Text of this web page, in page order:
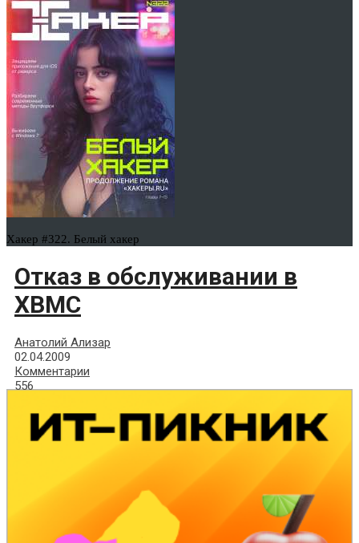
Хакер #322. Белый хакер
Отказ в обслуживании в
XBMC
Анатолий Ализар
02.04.2009
Комментарии
556